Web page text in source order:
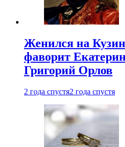
Женился на
фаворит
Григорий Орлов
2 года спустя2 года спустя